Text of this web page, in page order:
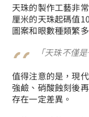
天珠的製作工藝非
厘米的天珠起碼值
圖案和眼數種類繁
「天珠不僅
值得注意的是，現
強鹼、硝酸蝕刻後
存在一定差異。